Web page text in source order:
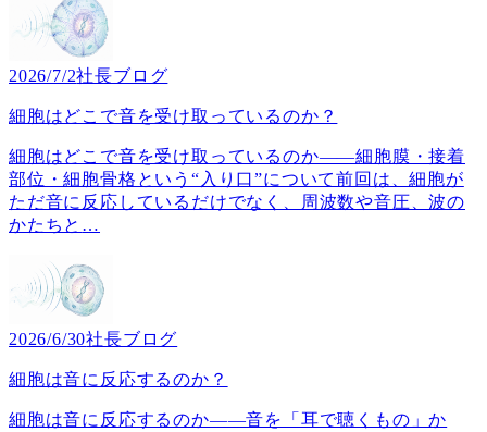
2026/7/2社長ブログ
細胞はどこで音を受け取っているのか？
細胞はどこで音を受け取っているのか――細胞膜・接着
部位・細胞骨格という“入り口”について前回は、細胞が
ただ音に反応しているだけでなく、周波数や音圧、波の
かたちと …
2026/6/30社長ブログ
細胞は音に反応するのか？
細胞は音に反応するのか――音を「耳で聴くもの」か